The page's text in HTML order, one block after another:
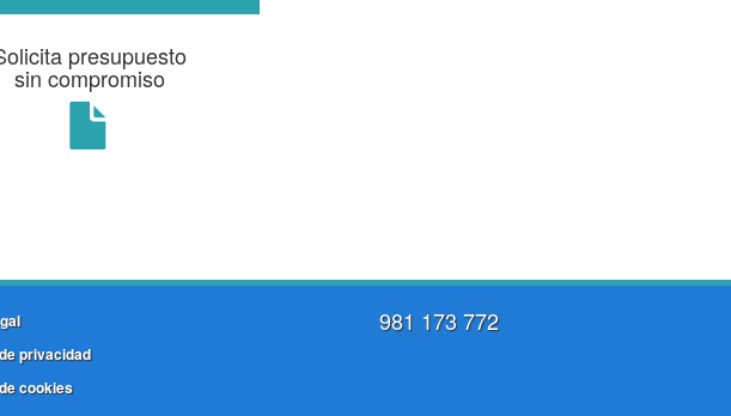
presupuesto
sin compromiso
privacidad
cookies
981 173 772